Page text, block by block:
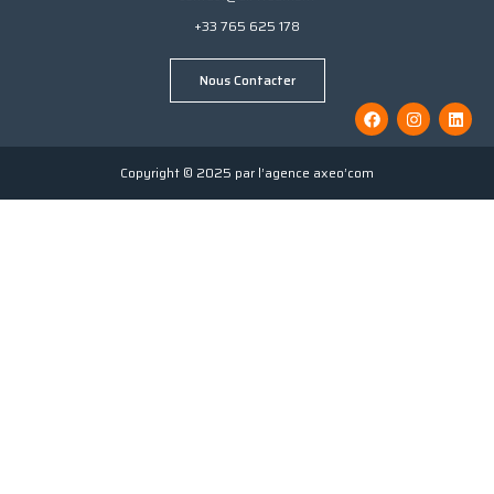
+33 765 625 178
Nous Contacter
Copyright © 2025 par l’agence axeo’com